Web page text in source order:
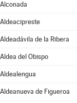
Alconada
Aldeacipreste
Aldeadávila de la Ribera
Aldea del Obispo
Aldealengua
Aldeanueva de Figueroa